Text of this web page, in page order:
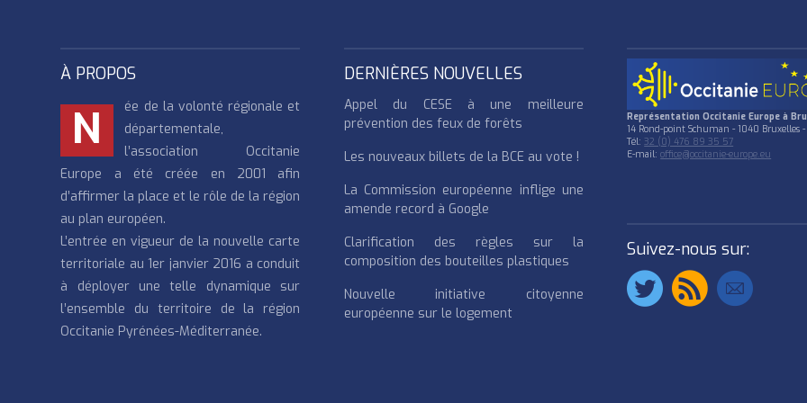
À PROPOS
N
ée de la volonté régionale et
départementale,
l’association Occitanie
Europe a été créée en 2001 afin
d’affirmer la place et le rôle de la région
au plan européen.
L’entrée en vigueur de la nouvelle carte
territoriale au 1er janvier 2016 a conduit
à déployer une telle dynamique sur
l’ensemble du territoire de la région
Occitanie Pyrénées-Méditerranée.
DERNIÈRES NOUVELLES
Appel du CESE à une meilleure
prévention des feux de forêts
Les nouveaux billets de la BCE au vote !
La Commission européenne inflige une
amende record à Google
Clarification des règles sur la
composition des bouteilles plastiques
Nouvelle initiative citoyenne
européenne sur le logement
Représentation Occitanie Europe à
14 Rond-point Schuman - 1040 Bruxelles
Tél:32 (0) 476 89 35 57
E-mail:office@occitanie-europe.eu
Suivez-nous sur: